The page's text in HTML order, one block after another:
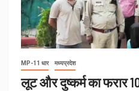
MP-11 धार मध्यप्रदेश
लूट और दुष्कर्म का फरार